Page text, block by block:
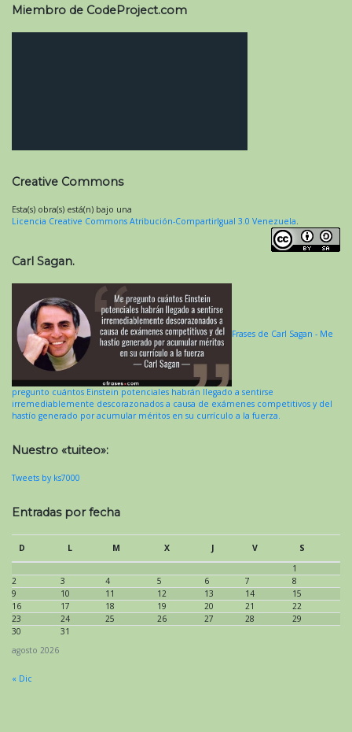
Miembro de CodeProject.com
Creative Commons
Esta(s) obra(s) está(n) bajo una
Licencia Creative Commons Atribución-CompartirIgual 3.0 Venezuela
Carl Sagan.
Frases de Carl Sagan - Me
pregunto cuántos Einstein potenciales habrán llegado a sentirse
irremediablemente descorazonados a causa de exámenes competitivos y del
hastío generado por acumular méritos en su currículo a la fuerza.
Nuestro «tuiteo»:
Tweets by ks7000
Entradas por fecha
agosto 2026
D L M X J V
S
1
2
3 4 5 6 7
8
9
10 11 12 13 14
15
16
17 18 19 20 21
22
23
24 25 26 27 28
29
30
31
« Dic